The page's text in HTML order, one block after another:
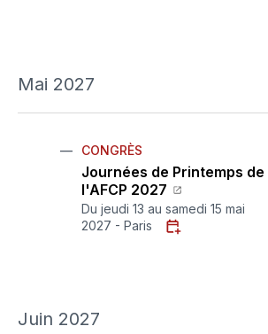
Mai 2027
CONGRÈS
Journées de Printemps de
l'AFCP 2027
Du jeudi 13 au samedi 15 mai
2027 - Paris
Juin 2027